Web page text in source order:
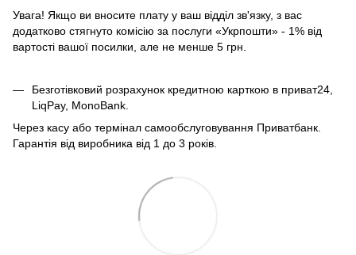
Увага! Якщо ви вносите плату у ваш відділ зв'язку, з вас
додатково стягнуто комісію за послуги «Укрпошти» - 1% від
вартості вашої посилки, але не менше 5 грн.
Безготівковий розрахунок кредитною карткою в приват24,
LiqPay, MonoBank.
Через касу або термінал самообслуговування Приватбанк.
Гарантія від виробника від 1 до 3 років.